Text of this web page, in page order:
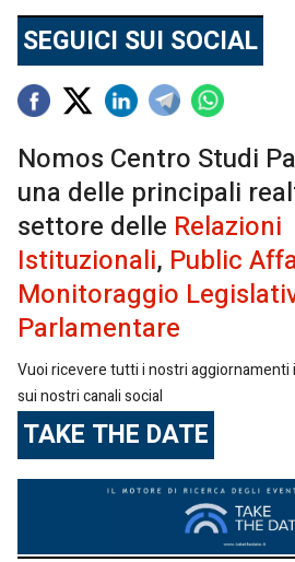
SEGUICI SUI SOCIAL
Nomos Centro Studi
una delle principali
settore delle Relazioni
Istituzionali, Public
Monitoraggio
Parlamentare
Vuoi ricevere tutti i nostri aggiornamenti
sui nostri canali social
TAKE THE DATE